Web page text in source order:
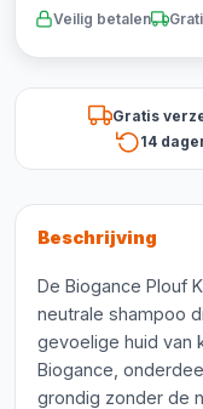
Veilig betalen
Gratis
14
Beschrijving
De Biogance Plouf
neutrale shampoo
gevoelige huid van
Biogance,
grondig zonder de